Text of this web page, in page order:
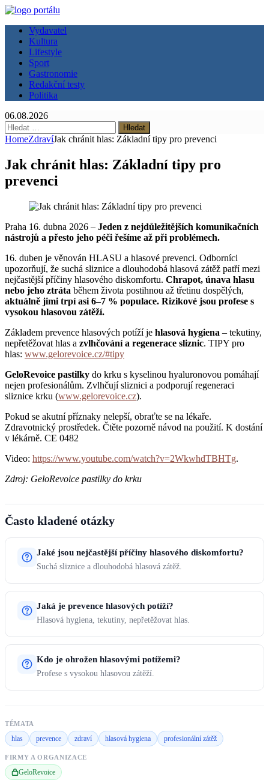
Vydavatel
Kultura
Lifestyle
Sport
Gastronomie
Redakční testy
Politika
06.08.2026
Vyhledávání
HomeZdravíJak chránit hlas: Základní tipy pro prevenci
Jak chránit hlas: Základní tipy pro
prevenci
Praha 16. dubna 2026 – Jeden z nejdůležitějších komunikačních
nástrojů a přesto jeho péči řešíme až při problémech.
16. duben je věnován HLASU a hlasové prevenci. Odborníci
upozorňují, že suchá sliznice a dlouhodobá hlasová zátěž patří mezi
nejčastější příčiny hlasového diskomfortu. Chrapot, únava hlasu
nebo jeho ztráta během života postihnou až třetinu dospělých,
aktuálně jimi trpí asi 6–7 % populace. Rizikové jsou profese s
vysokou hlasovou zátěží.
Základem prevence hlasových potíží je hlasová hygiena – tekutiny,
nepřetěžovat hlas a zvlhčování a regenerace sliznic. TIPY pro
hlas: www.gelorevoice.cz/#tipy
GeloRevoice pastilky do krku s kyselinou hyaluronovou pomáhají
nejen profesionálům. Zvlhčují sliznici a podporují regeneraci
sliznice krku (www.gelorevoice.cz).
Pokud se akutní příznaky nelepší, obraťte se na lékaře.
Zdravotnický prostředek. Čtěte pozorně návod na použití. K dostání
v lékárně. CE 0482
Video: https://www.youtube.com/watch?v=2WkwhdTBHTg.
Zdroj: GeloRevoice pastilky do krku
Často kladené otázky
Jaké jsou nejčastější příčiny hlasového diskomfortu?
Suchá sliznice a dlouhodobá hlasová zátěž.
Jaká je prevence hlasových potíží?
Hlasová hygiena, tekutiny, nepřetěžovat hlas.
Kdo je ohrožen hlasovými potížemi?
Profese s vysokou hlasovou zátěží.
TÉMATA
hlas prevence zdraví hlasová hygiena profesionální zátěž
FIRMY A ORGANIZACE
GeloRevoice